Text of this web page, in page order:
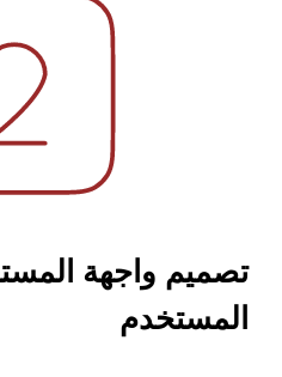
تصميم واجهة
المستخدم